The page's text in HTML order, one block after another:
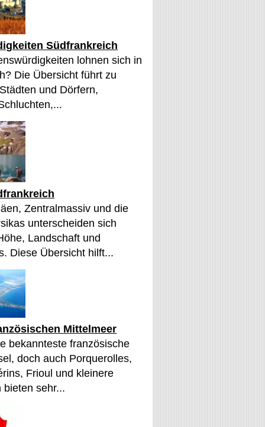
Südfrankreich
lohnen sich in
Die Übersicht führt zu
und Dörfern,
Zentralmassiv und die
unterscheiden sich
Landschaft und
Diese Übersicht hilft...
Mittelmeer
bekannteste französische
doch auch Porquerolles,
Frioul und kleinere
bieten sehr...